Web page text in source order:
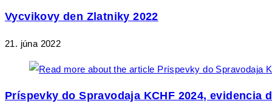
Vycvikovy den Zlatniky 2022
21. júna 2022
Príspevky do Spravodaja KCHF 2024, evidencia